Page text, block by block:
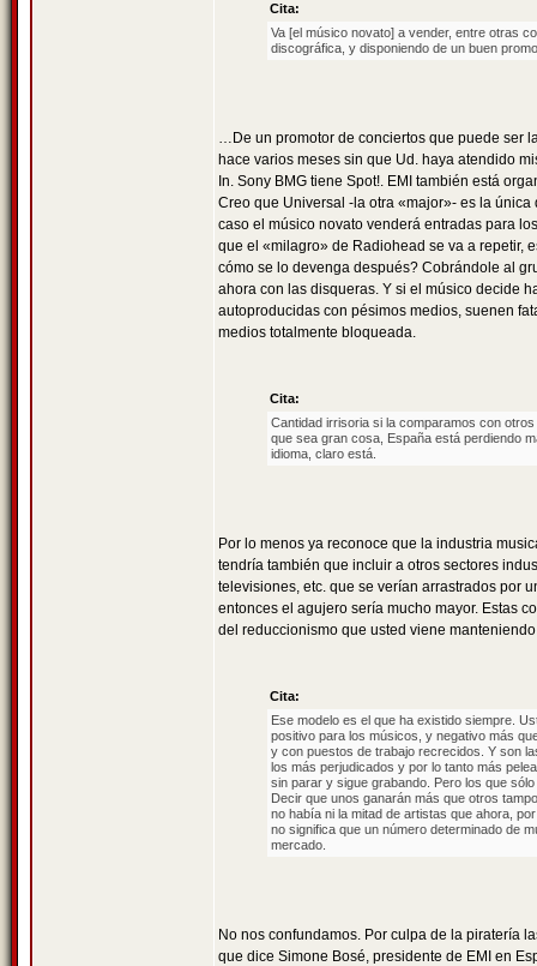
Cita:
Va [el músico novato] a vender, entre otras
discográfica, y disponiendo de un buen
…De un promotor de conciertos que puede ser
hace varios meses sin que Ud. haya atendido
In. Sony BMG tiene Spot!. EMI también está
Creo que Universal -la otra «major»- es la
caso el músico novato venderá entradas para
que el «milagro» de Radiohead se va a repetir,
cómo se lo devenga después? Cobrándole al
ahora con las disqueras. Y si el músico decide
autoproducidas con pésimos medios, suenen
medios totalmente bloqueada.
Cita:
Cantidad irrisoria si la comparamos con
que sea gran cosa, España está perdiendo
idioma, claro está.
Por lo menos ya reconoce que la industria
tendría también que incluir a otros sectores
televisiones, etc. que se verían arrastrados por
entonces el agujero sería mucho mayor. Estas
del reduccionismo que usted viene
Cita:
Ese modelo es el que ha existido siempre.
positivo para los músicos, y negativo más
y con puestos de trabajo recrecidos. Y son
los más perjudicados y por lo tanto más
sin parar y sigue grabando. Pero los que
Decir que unos ganarán más que otros
no había ni la mitad de artistas que ahora,
no significa que un número determinado de
mercado.
No nos confundamos. Por culpa de la piratería
que dice Simone Bosé, presidente de EMI en